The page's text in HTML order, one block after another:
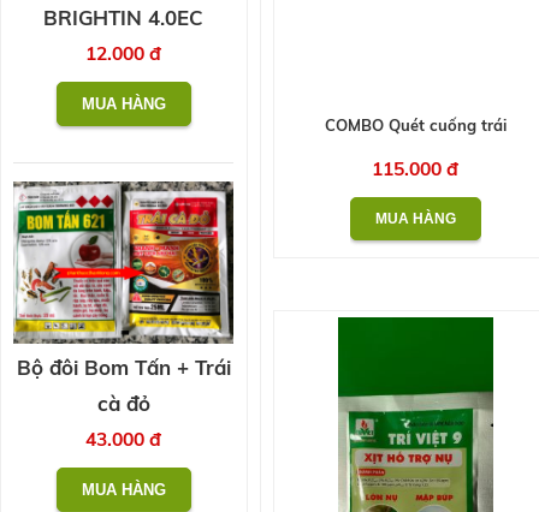
COMBO Quét cuống trái
115.000 đ
BRIGHTIN 4.0EC
12.000 đ
Bộ đôi Bom Tấn + Trái
cà đỏ
43.000 đ